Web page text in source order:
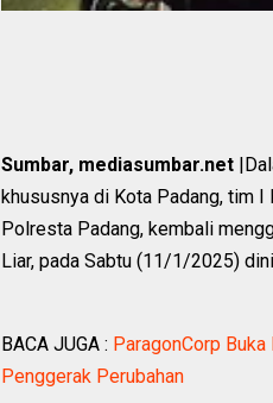
Sumbar, mediasumbar.net
khususnya di Kota Padang, tim
Polresta Padang, kembali
Liar, pada Sabtu (11/1/2025)
BACA JUGA : ParagonCorp
Penggerak Perubahan